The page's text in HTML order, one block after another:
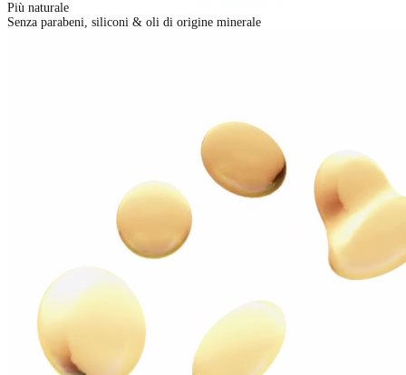
Più naturale
Senza parabeni, siliconi & oli di origine minerale